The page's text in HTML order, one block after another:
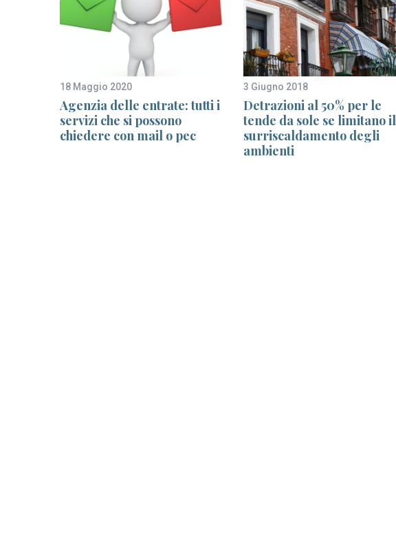
18 Maggio 2020
Agenzia delle entrate: tutti i
servizi che si possono
chiedere con mail o pec
3 Giugno 2018
Detrazioni al 50% per le
tende da sole se limitano il
surriscaldamento degli
ambienti